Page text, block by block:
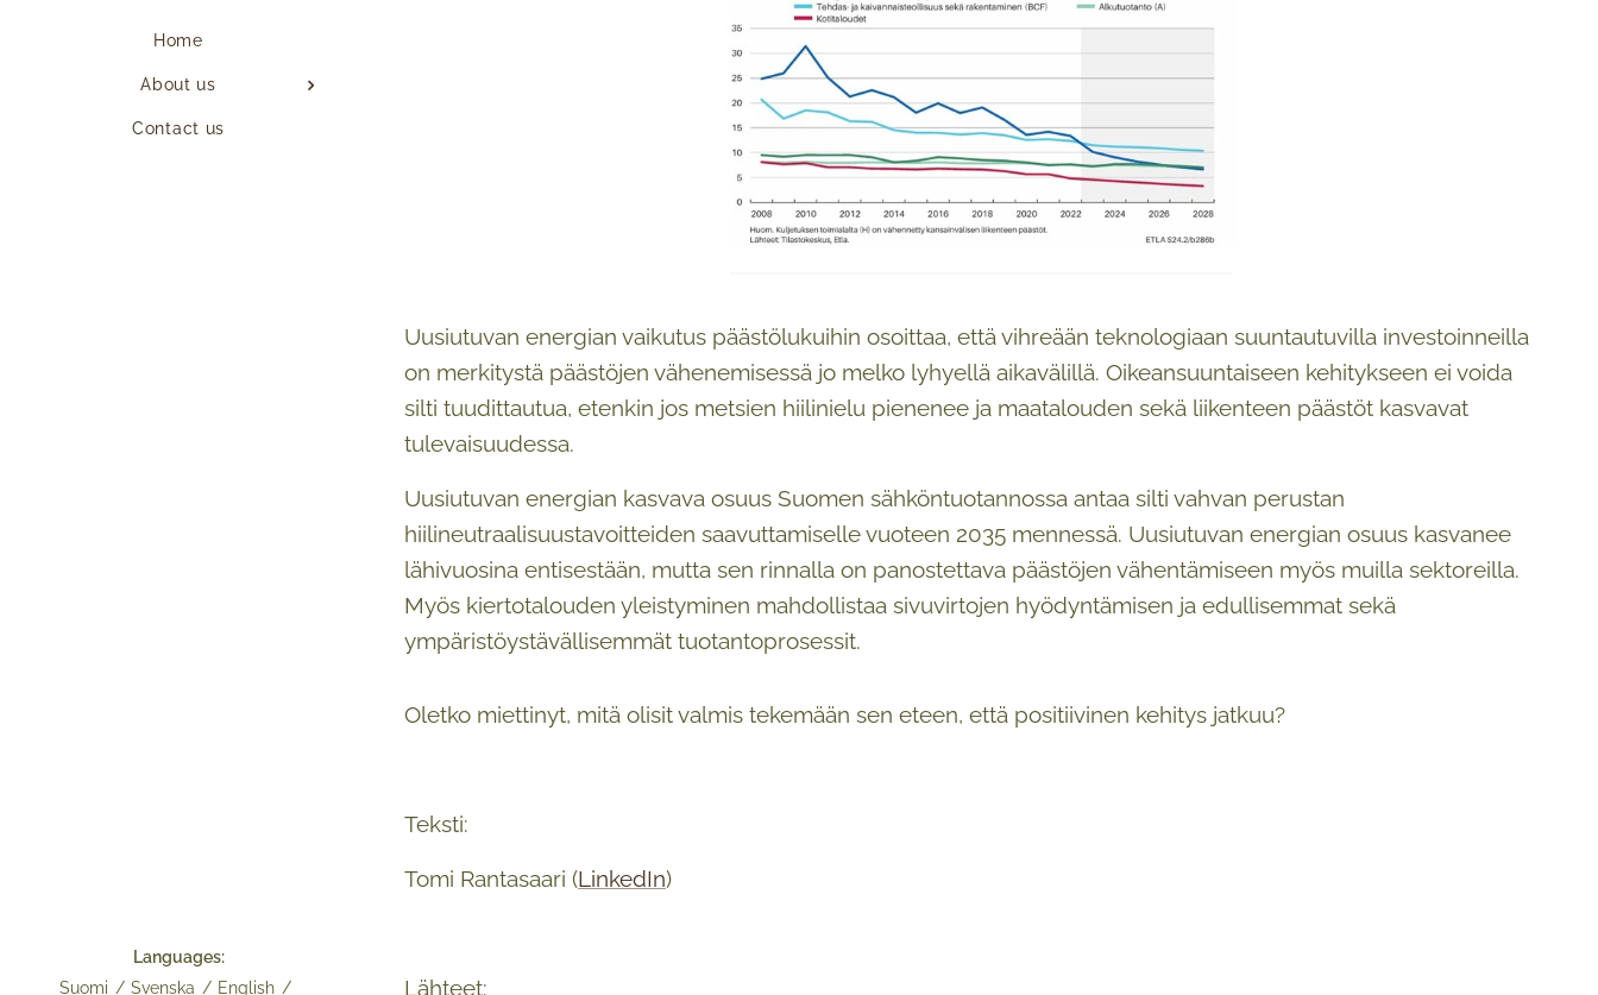
Home
About us
Contact us
Uusiutuvan energian vaikutus päästölukuihin osoittaa, että vihreään teknologiaan suuntautuvilla investoinneilla
on merkitystä päästöjen vähenemisessä jo melko lyhyellä aikavälillä. Oikeansuuntaiseen kehitykseen ei voida
silti tuudittautua, etenkin jos metsien hiilinielu pienenee ja maatalouden sekä liikenteen päästöt kasvavat
tulevaisuudessa.
Uusiutuvan energian kasvava osuus Suomen sähköntuotannossa antaa silti vahvan perustan
hiilineutraalisuustavoitteiden saavuttamiselle vuoteen 2035 mennessä. Uusiutuvan energian osuus kasvanee
lähivuosina entisestään, mutta sen rinnalla on panostettava päästöjen vähentämiseen myös muilla sektoreilla.
Myös kiertotalouden yleistyminen mahdollistaa sivuvirtojen hyödyntämisen ja edullisemmat sekä
ympäristöystävällisemmät tuotantoprosessit.
Oletko miettinyt, mitä olisit valmis tekemään sen eteen, että positiivinen kehitys jatkuu?
Teksti:
Tomi Rantasaari (LinkedIn)
Lähteet:
Languages
Suomi
Svenska English